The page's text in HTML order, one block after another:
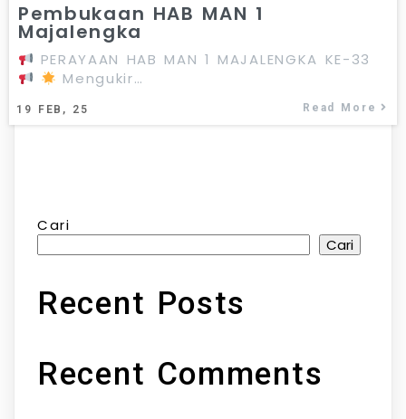
Pembukaan HAB MAN 1
Majalengka
19 FEB, 25
PERAYAAN HAB MAN 1 MAJALENGKA KE-33
Mengukir…
Read More
Cari
Cari
Recent Posts
Recent Comments